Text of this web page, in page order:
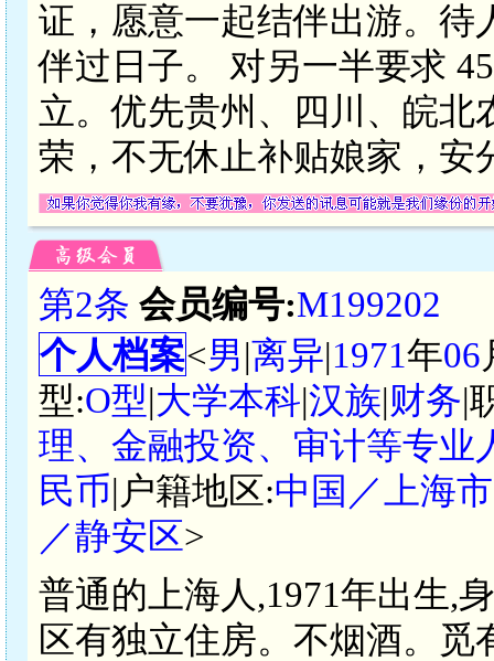
证，愿意一起结伴出游。待
伴过日子。 对另一半要求
立。优先贵州、四川、皖
荣，不无休止补贴娘家，安
第2条 会员编号:M199202
个人档案<男|离异|1971年06
型:O型|大学本科|汉族|财务|
理、金融投资、审计等专业
民币|户籍地区:中国／上海
／静安区>
普通的上海人,1971年出生,
区有独立住房。不烟酒。觅